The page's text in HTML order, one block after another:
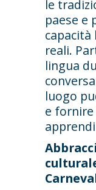
le
paese e
reali.
lingua
luogo
e fornire